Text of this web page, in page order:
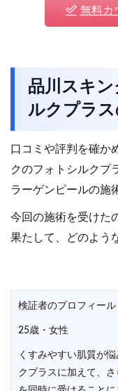
無料カ
品川スキ
ルクプラス
口コミや評判を確か
クのフォトシルクプ
ラーゲンピールの施
今回の施術を受けた
果たして、どのよう
検証者のプロフィール
25歳・女性
くすみやすい肌質が
クプラスに加えて、